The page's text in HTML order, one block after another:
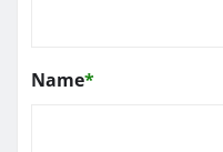
Name*